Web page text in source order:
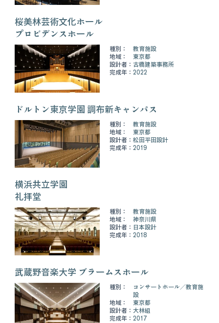
桜美林芸術文化ホール
プロビデンスホール
種別：
教育施設
地域：
東京都
設計者： 古橋建築事務所
完成年： 2022
ドルトン東京学園 調布新キャンパス
種別：
教育施設
地域：
東京都
設計者： 松田平田設計
完成年： 2019
横浜共立学園
礼拝堂
種別：
教育施設
地域：
神奈川県
設計者： 日本設計
完成年： 2018
武蔵野音楽大学 ブラームスホール
種別： コンサートホール
教育施
設
地域：
東京都
設計者： 大林組
完成年： 2017